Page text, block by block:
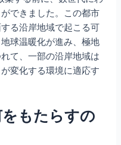
できました。この都市
る沿岸地域で起こる可
球温暖化が進み、極地
て、一部の沿岸地域は
変化する環境に適応す
もたらすの